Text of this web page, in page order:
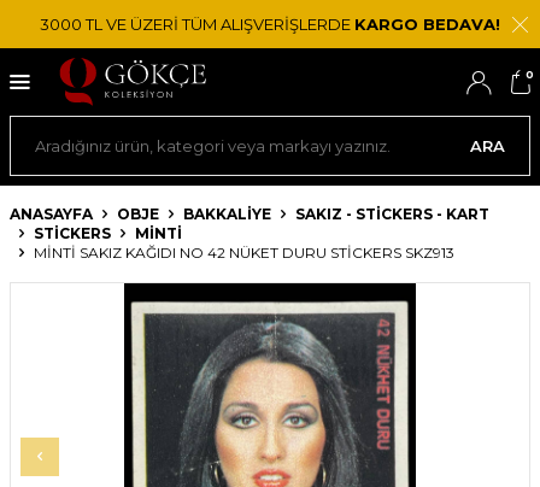
3000 TL VE ÜZERİ TÜM ALIŞVERİŞLERDE KARGO BEDAVA!
ARA
0
ANASAYFA OBJE BAKKALIYE
SAKIZ - STICKERS - KART
STICKERS
MINTI
MİNTİ SAKIZ KAĞIDI NO 42 NÜKET DURU STICKERS SKZ913